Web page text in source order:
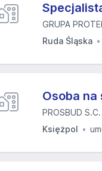
GRUPA
Ruda Śląska
Osoba na
PROSBUD
Księżpol